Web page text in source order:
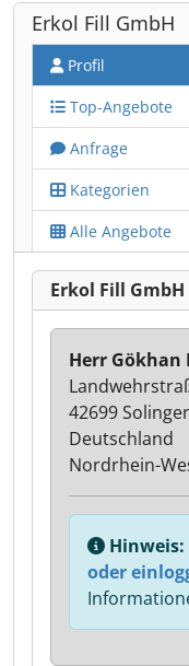
Erkol Fill GmbH
Profil
Top-Angebote
Anfrage
Kategorien
Alle Angebote
Erkol Fill
Herr Gökhan
42699
Deutschland
Nordrhein-
Hinweis:
oder